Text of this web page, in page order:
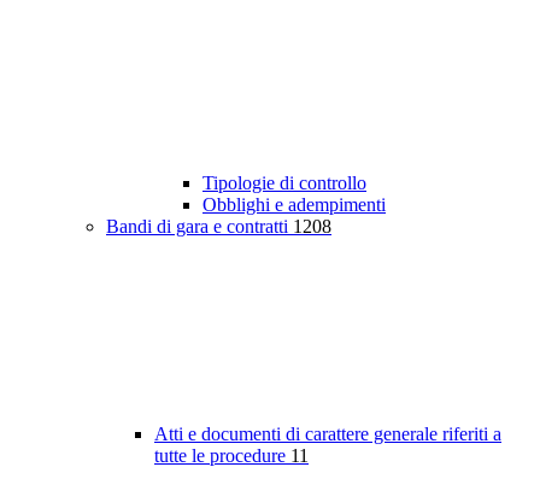
Tipologie di controllo
Obblighi e adempimenti
Bandi di gara e contratti 1208
Atti e documenti di carattere generale riferiti a
tutte le procedure 11